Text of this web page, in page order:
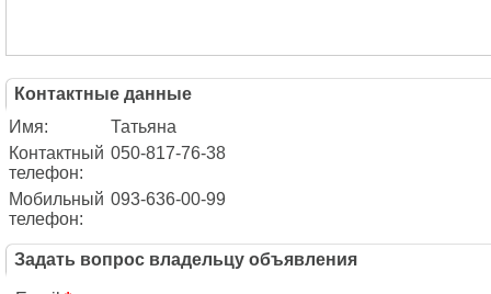
Контактные данные
Имя:
Татьяна
Контактный
телефон:
050-817-76-38
Мобильный
телефон:
093-636-00-99
Задать вопрос владельцу объявления